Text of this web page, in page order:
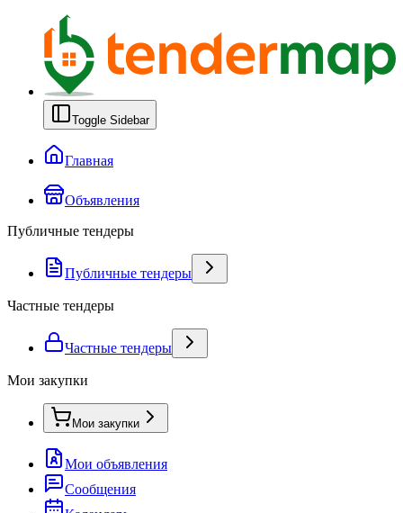
Toggle Sidebar
Главная
Объявления
Публичные тендеры
Публичные тендеры
Частные тендеры
Частные тендеры
Мои закупки
Мои закупки
Мои объявления
Сообщения